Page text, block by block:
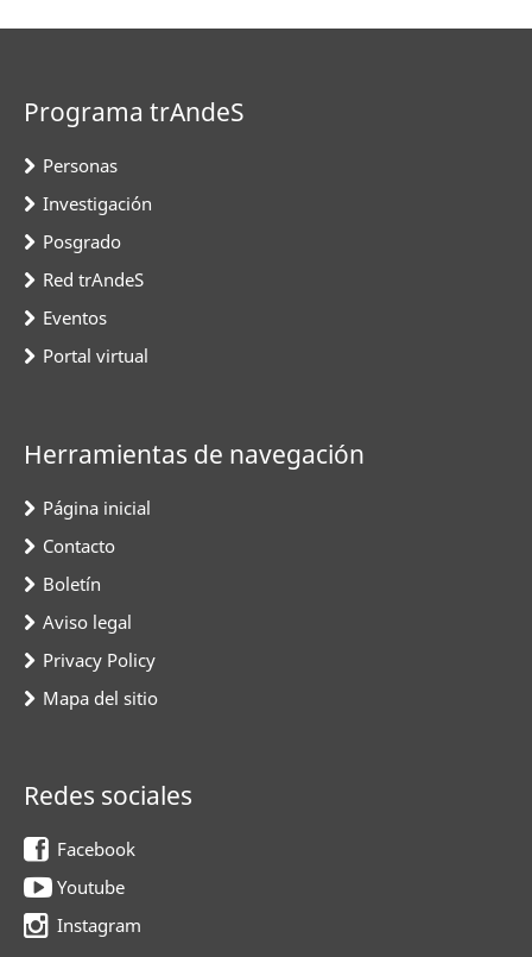
Programa trAndeS
Personas
Investigación
Posgrado
Red trAndeS
Eventos
Portal virtual
Herramientas de navegación
Página inicial
Contacto
Boletín
Aviso legal
Privacy Policy
Mapa del sitio
Redes sociales
Facebook
Youtube
Instagram